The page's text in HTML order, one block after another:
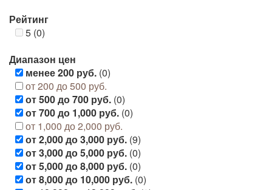
Рейтинг
5 (0)
Диапазон цен
менее 200 руб. (0)
от 200 до 500 руб.
от 500 до 700 руб. (0)
от 700 до 1,000 руб. (0)
от 1,000 до 2,000 руб.
от 2,000 до 3,000 руб. (9)
от 3,000 до 5,000 руб. (0)
от 5,000 до 8,000 руб. (0)
от 8,000 до 10,000 руб. (0)